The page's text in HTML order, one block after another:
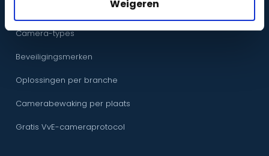
Weigeren
Zelf een systeem samenstellen
Camera-types
Beveiligingsmerken
Oplossingen per branche
Camerabewaking per plaats
Gratis VvE-cameraprotocol